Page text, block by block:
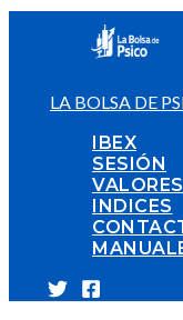
LA BOLSA DE
IBEX
SESIÓN
VALORES
INDICES